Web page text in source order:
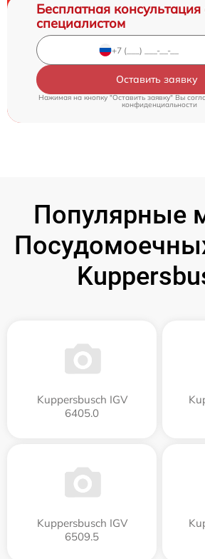
Бесплатная консультация
специалистом
Оставить заявку
Нажимая на кнопку "Оставить заявку" Вы
конфиденциальности
Популярные
Kuppersbusch IGV
6405.0
Kuppersbusch IGV
6509.5